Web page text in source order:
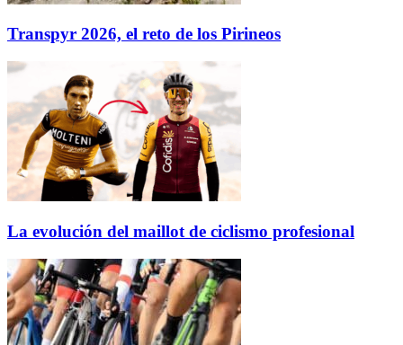
Transpyr 2026, el reto de los Pirineos
La evolución del maillot de ciclismo profesional